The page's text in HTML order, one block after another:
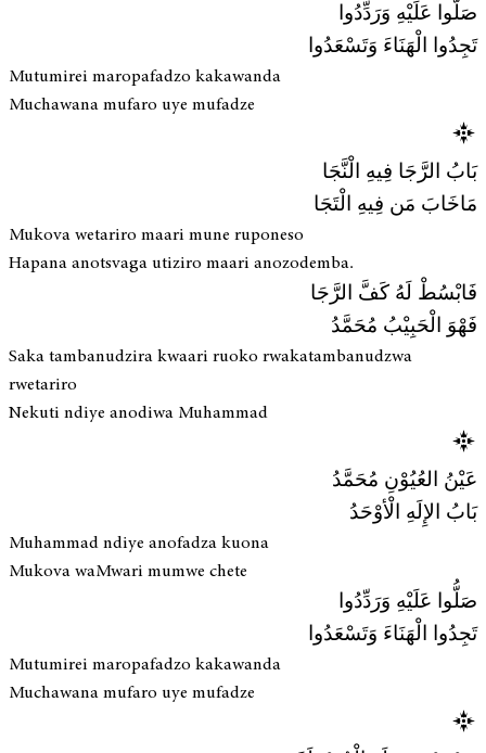
صَلُّوا عَلَيْهِ وَرَدِّدُوا
تَجِدُوا الْهَنَاءَ وَتَسْعَدُوا
Mutumirei maropafadzo kakawanda
Muchawana mufaro uye mufadze
بَابُ الرَّجَا فِيهِ الْنَّجَا
مَاخَابَ مَن فِيهِ الْتَجَا
Mukova wetariro maari mune ruponeso
Hapana anotsvaga utiziro maari anozodemba.
فَابْسُطْ لَهُ كَفَّ الرَّجَا
فَهْوَ الْحَبِيْبُ مُحَمَّدُ
Saka tambanudzira kwaari ruoko rwakatambanudzwa
rwetariro
Nekuti ndiye anodiwa Muhammad
عَيْنُ العُيُوْنِ مُحَمَّدُ
بَابُ الإِلَهِ الْأوْحَدُ
Muhammad ndiye anofadza kuona
Mukova waMwari mumwe chete
صَلُّوا عَلَيْهِ وَرَدِّدُوا
تَجِدُوا الْهَنَاءَ وَتَسْعَدُوا
Mutumirei maropafadzo kakawanda
Muchawana mufaro uye mufadze